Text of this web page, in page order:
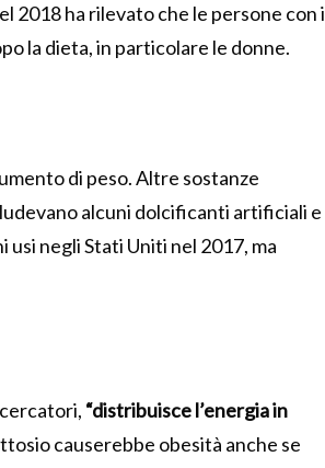
2018 ha rilevato che le persone con i
la dieta, in particolare le donne.
di peso. Altre sostanze
alcuni dolcificanti artificiali e
negli Stati Uniti nel 2017, ma
“distribuisce l’energia in
causerebbe obesità anche se